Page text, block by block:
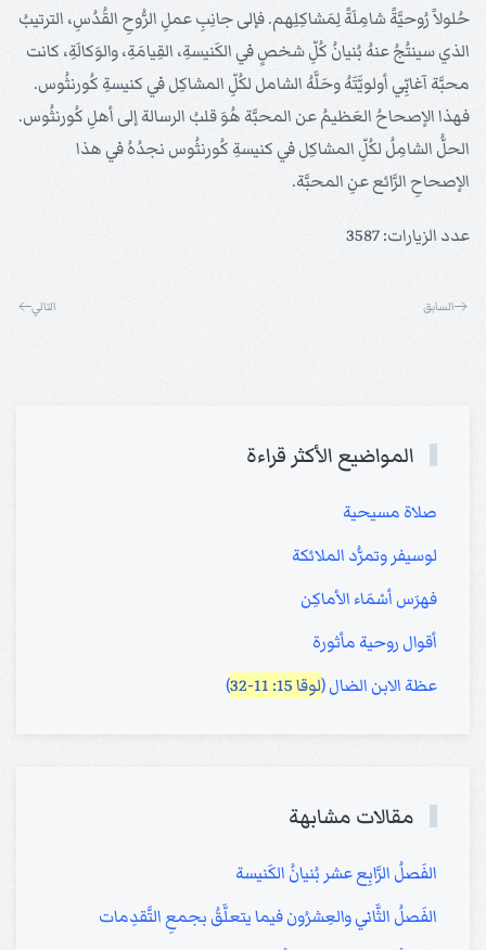
حُلولاً رُوحيَّةً شامِلَةً لِمَشاكِلِهم. فإلى جانِبِ عملِ الرُّوحِ القُدُسِ، الترتيبُ
الذي سينتُجُ عنهُ بُنيانُ كُلِّ شخصٍ في الكَنيسةِ، القِيامَةِ، والوَكالَةِ، كانت
محبَّة آغابِّي أولويَّتَهُ وحَلَّهُ الشامل لكُلِّ المشاكِل في كنيسةِ كُورنثُوس.
فهذا الإصحاحُ العَظيمُ عن المحبَّة هُوَ قلبُ الرسالة إلى أهلِ كُورنثُوس.
الحلُّ الشامِلُ لكُلِّ المشاكِل في كنيسةِ كُورنثُوس نجدُهُ في هذا
الإصحاحِ الرَّائع عنِ المحبَّة.
عدد الزيارات: 3587
السابق التالي
المواضيع الأكثر قراءة
صلاة مسيحية
لوسيفر وتمرُّد الملائكة
فهرَس أسْمَاء الأماكِن
أقوال روحية مأثورة
عظة الابن الضال (لوقا 15: 11-32 )
مقالات مشابهة
الفَصلُ الرَّابِع عشر بُنيانُ الكَنيسة
الفَصلُ الثَّاني والعِشرُون فيما يتعلَّقُ بجمعِ التَّقدِمات